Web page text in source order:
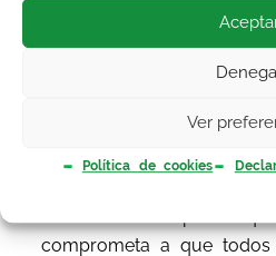
Ver
Política de cookies
mentiras. Esta es la base
personal y político de
siguen sin enterarse del
El Sindicato Médico les
comprometa a que